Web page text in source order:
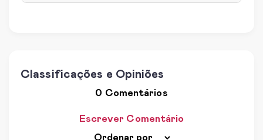
Classificações e Opiniões
0 Comentários
Escrever Comentário